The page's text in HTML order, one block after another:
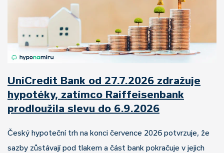
UniCredit Bank od 27.7.2026 zdražuje
hypotéky, zatímco Raiffeisenbank
prodloužila slevu do 6.9.2026
Český hypoteční trh na konci července 2026 potvrzuje, že
sazby zůstávají pod tlakem a část bank pokračuje v jejich